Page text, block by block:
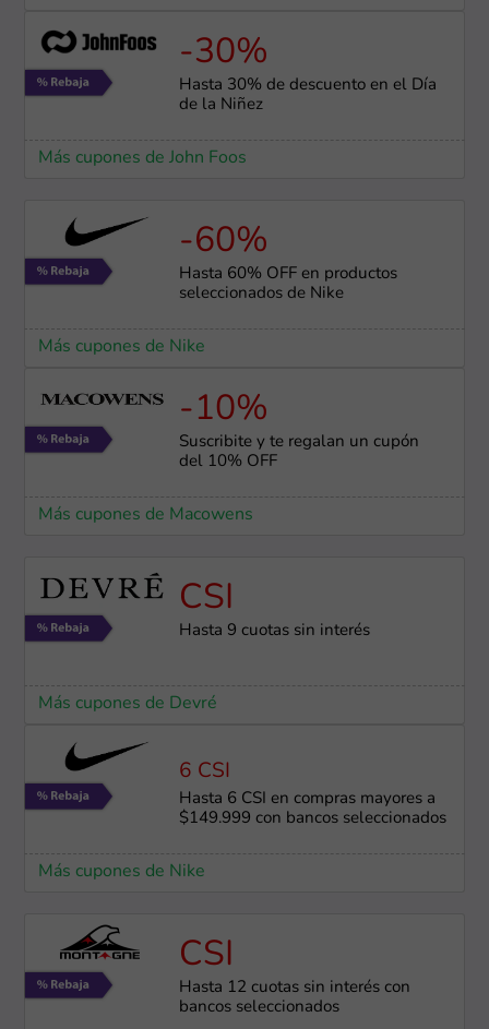
-30%
Hasta 30% de descuento en el Día
de la Niñez
Más cupones de John Foos
-60%
Hasta 60% OFF en productos
seleccionados de Nike
Más cupones de Nike
-10%
Suscribite y te regalan un cupón
del 10% OFF
Más cupones de Macowens
CSI
Hasta 9 cuotas sin interés
Más cupones de Devré
6 CSI
Hasta 6 CSI en compras mayores a
$149.999 con bancos seleccionados
Más cupones de Nike
CSI
Hasta 12 cuotas sin interés con
bancos seleccionados